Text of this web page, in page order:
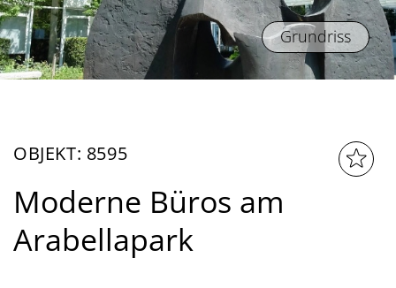
Grundriss
OBJEKT: 8595
Moderne Büros am
Arabellapark